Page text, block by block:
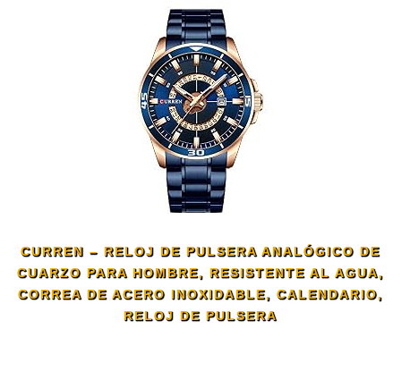
CURREN – RELOJ DE PULSERA ANALÓGICO DE
CUARZO PARA HOMBRE, RESISTENTE AL AGUA,
CORREA DE ACERO INOXIDABLE, CALENDARIO,
RELOJ DE PULSERA